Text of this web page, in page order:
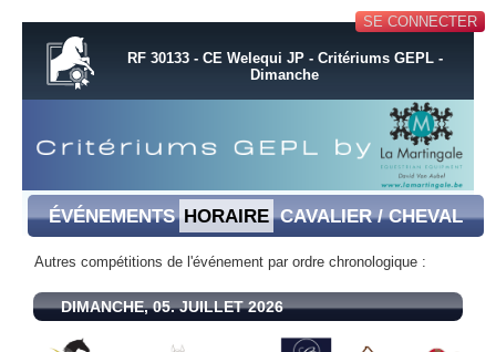
SE CONNECTER
RF 30133 - CE Welequi JP - Critériums GEPL -
Dimanche
ÉVÉNEMENTS HORAIRE CAVALIER / CHEVAL
Autres compétitions de l'événement par ordre chronologique :
DIMANCHE, 05. JUILLET 2026